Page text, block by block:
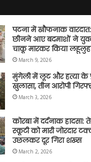
पटना में खौफनाक
छीनने आए बदमाशों ने
चाकू मारकर किया
March 9, 2026
मुंगेली में लूट और हत्या के
खुलासा, तीन आरोपी
March 3, 2026
कोरबा में दर्दनाक हादसा:
स्कूटी को मारी जोरदार
उछलकर दूर गिरा शख्स
March 2, 2026